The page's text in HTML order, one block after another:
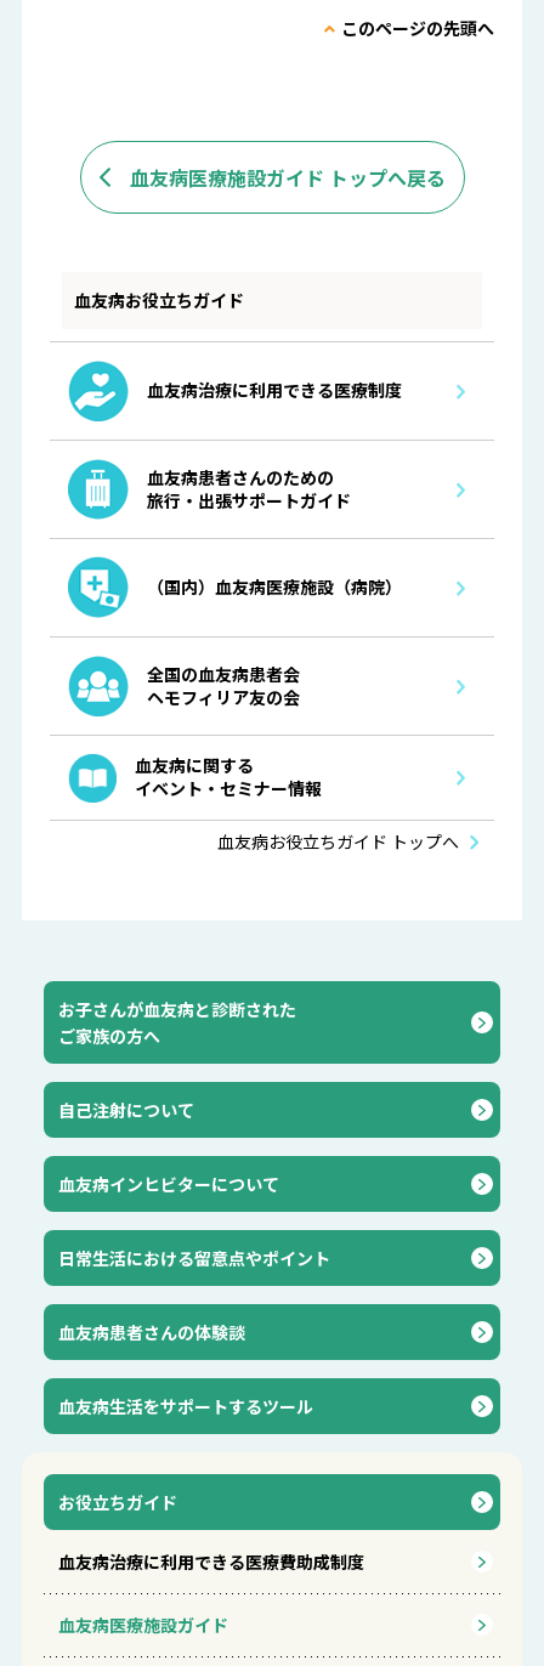
お子さんが血友病と診断された
ご家族の方へ
自己注射について
血友病インヒビターについて
⽇常⽣活における留意点やポイント
血友病患者さんの体験談
血友病生活をサポートするツール
お役立ちガイド
血友病治療に利用できる医療費助成制度
血友病医療施設ガイド
このページの先頭へ
血友病医療施設ガイド トップへ戻る
血友病お役立ちガイド
血友病治療に利用できる医療制度
血友病患者さんのための
旅行・出張サポートガイド
（国内）血友病医療施設（病院）
全国の血友病患者会
ヘモフィリア友の会
血友病に関する
イベント・セミナー情報
血友病お役立ちガイド トップへ